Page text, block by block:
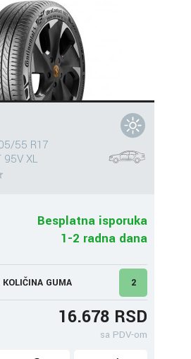
55 R17
95V XL
Besplatna isporuka
1-2 radna dana
GUMA 2
16.678 RSD
sa PDV-om